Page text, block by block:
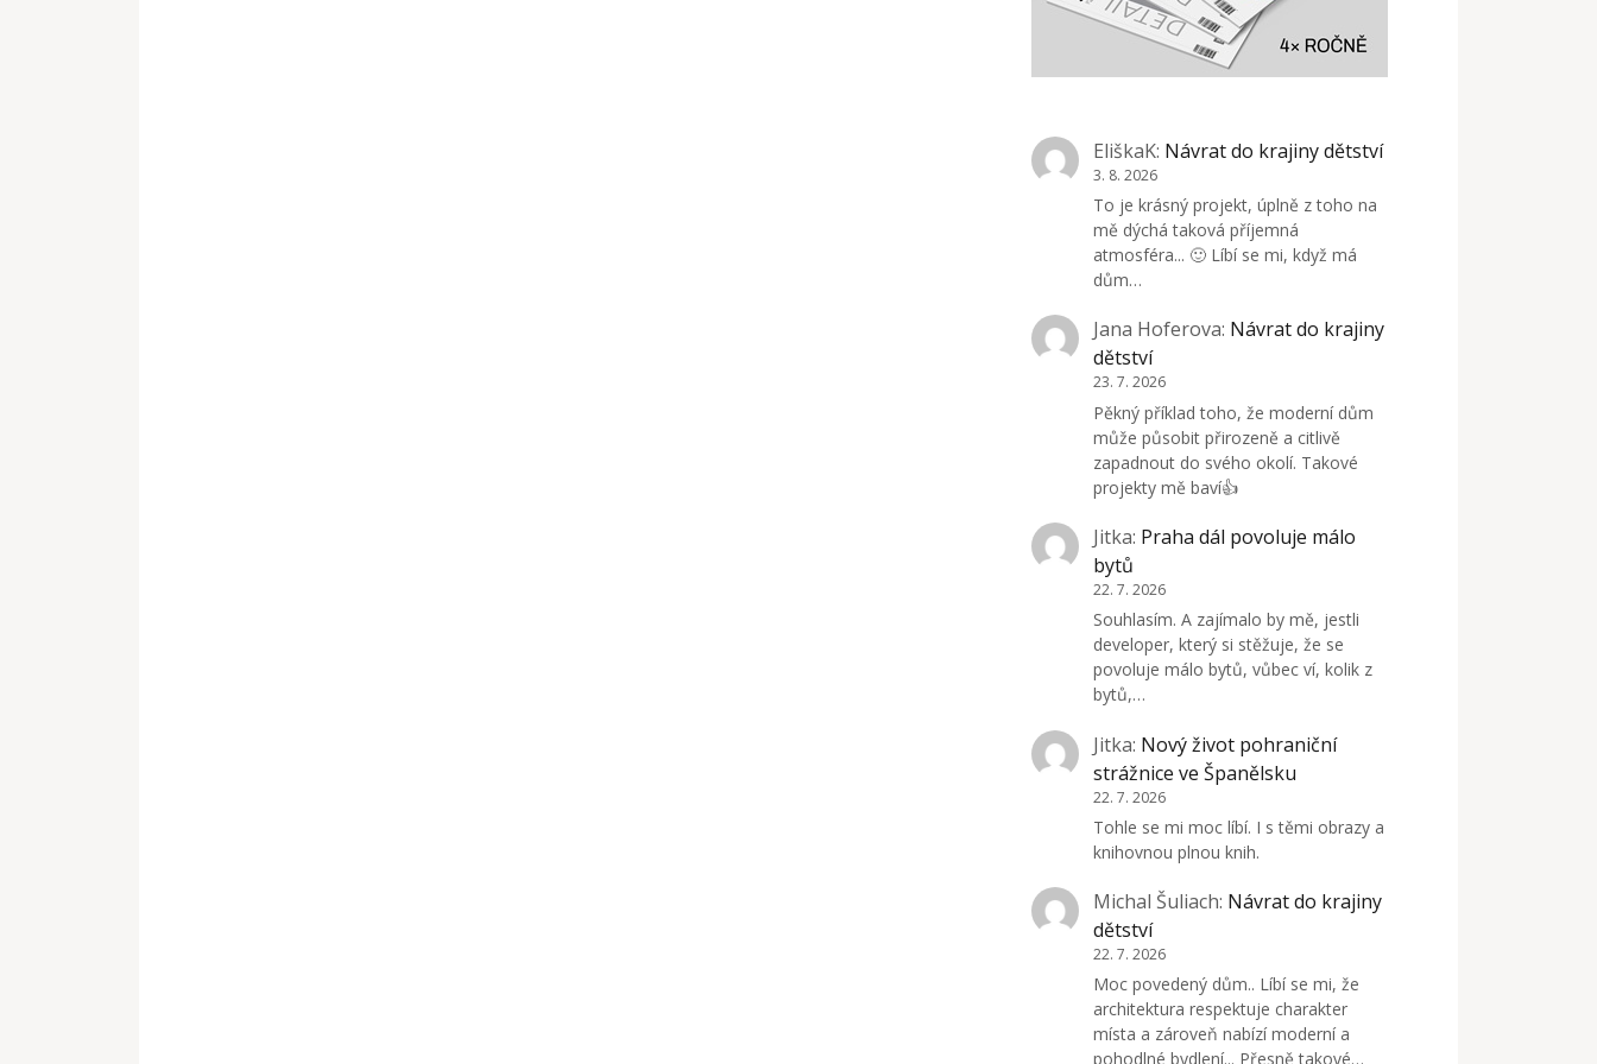
EliškaK: Návrat do krajiny dětství
3. 8. 2026
To je krásný projekt, úplně z toho na
mě dýchá taková příjemná
atmosféra... 🙂 Líbí se mi, když má
dům…
Jana Hoferova: Návrat do krajiny
dětství
23. 7. 2026
Pěkný příklad toho, že moderní dům
může působit přirozeně a citlivě
zapadnout do svého okolí. Takové
projekty mě baví👍
Jitka: Praha dál povoluje málo
bytů
22. 7. 2026
Souhlasím. A zajímalo by mě, jestli
developer, který si stěžuje, že se
povoluje málo bytů, vůbec ví, kolik z
bytů,…
Jitka: Nový život pohraniční
strážnice ve Španělsku
22. 7. 2026
Tohle se mi moc líbí. I s těmi obrazy a
knihovnou plnou knih.
Michal Šuliach: Návrat do krajiny
dětství
22. 7. 2026
Moc povedený dům.. Líbí se mi, že
architektura respektuje charakter
místa a zároveň nabízí moderní a
pohodlné bydlení... Přesně takové…